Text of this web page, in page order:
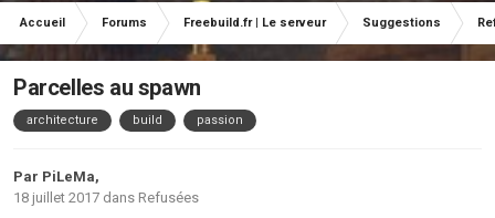
Accueil Forums Freebuild.fr | Le serveur Suggestions
Parcelles au spawn
architecture build passion
Par PiLeMa,
18 juillet 2017 dans Refusées